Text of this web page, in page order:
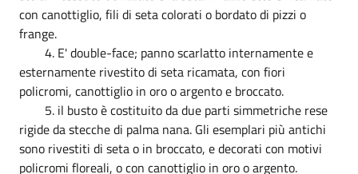
con canottiglio, fili di seta colorati o bordato di pizzi o
frange.
4. E' double-face; panno scarlatto internamente e
esternamente rivestito di seta ricamata, con fiori
policromi, canottiglio in oro o argento e broccato.
5. il busto è costituito da due parti simmetriche rese
rigide da stecche di palma nana. Gli esemplari più antichi
sono rivestiti di seta o in broccato, e decorati con motivi
policromi floreali, o con canottiglio in oro o argento.